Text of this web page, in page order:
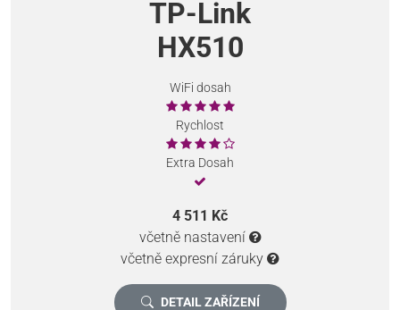
TP-Link
HX510
WiFi dosah
Rychlost
Extra Dosah
4 511 Kč
včetně nastavení
včetně expresní záruky
DETAIL ZAŘÍZENÍ